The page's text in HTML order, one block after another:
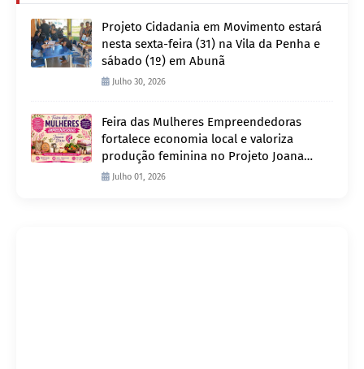
Projeto Cidadania em Movimento estará
nesta sexta-feira (31) na Vila da Penha e
sábado (1º) em Abunã
Julho 30, 2026
Feira das Mulheres Empreendedoras
fortalece economia local e valoriza
produção feminina no Projeto Joana
D’Arc
Julho 01, 2026